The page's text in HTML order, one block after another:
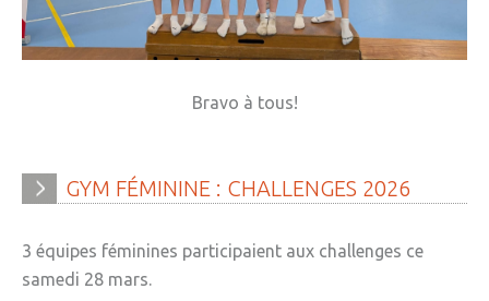
Bravo à tous!
GYM FÉMININE : CHALLENGES 2026
3 équipes féminines participaient aux challenges ce
samedi 28 mars.